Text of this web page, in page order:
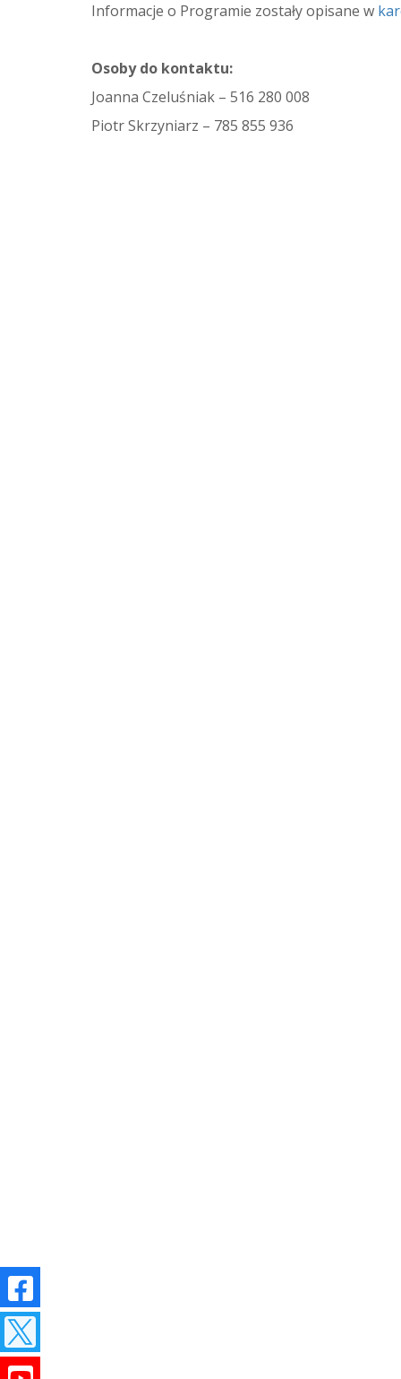
Informacje o Programie zostały opisane w
Osoby do kontaktu:
Joanna Czeluśniak – 516 280 008
Piotr Skrzyniarz – 785 855 936